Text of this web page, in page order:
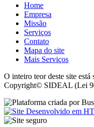
Home
Empresa
Missão
Serviços
Contato
Mapa do site
Mais Serviços
O inteiro teor deste site
Copyright© SIDEAL (Lei